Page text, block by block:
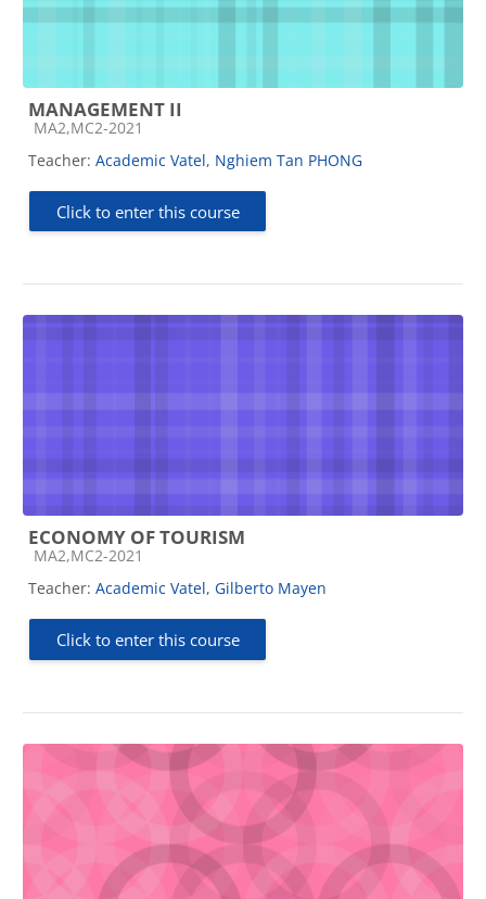
MANAGEMENT II
Course category
MA2,MC2-2021
Teacher: Academic Vatel, Nghiem Tan PHONG
Click to enter this course
ECONOMY OF TOURISM
Course category
MA2,MC2-2021
Teacher: Academic Vatel, Gilberto Mayen
Click to enter this course